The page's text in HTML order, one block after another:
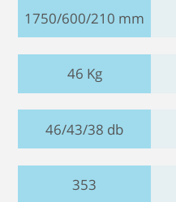
1750/600/210 mm
46 Kg
46/43/38 db
353